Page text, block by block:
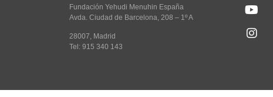
Fundación Yehudi Menuhin España
Avda. Ciudad de Barcelona, 208 – 1º A
28007, Madrid
Tel: 915 340 143